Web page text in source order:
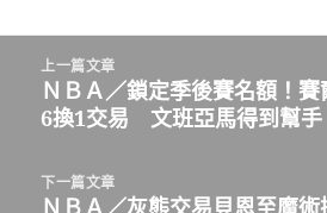
上一篇文章
上
一
文
章:
ＮＢＡ／鎖定季後賽名額！
6換1交易 文班亞馬得到幫手
下一篇文章
下